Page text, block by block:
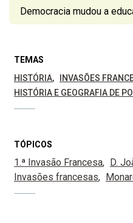
Democracia mudou a
TEMAS
HISTÓRIA
INVASÕES
HISTÓRIA E GEOGRAFIA DE
TÓPICOS
1.ª Invasão Francesa D.
Invasões francesas